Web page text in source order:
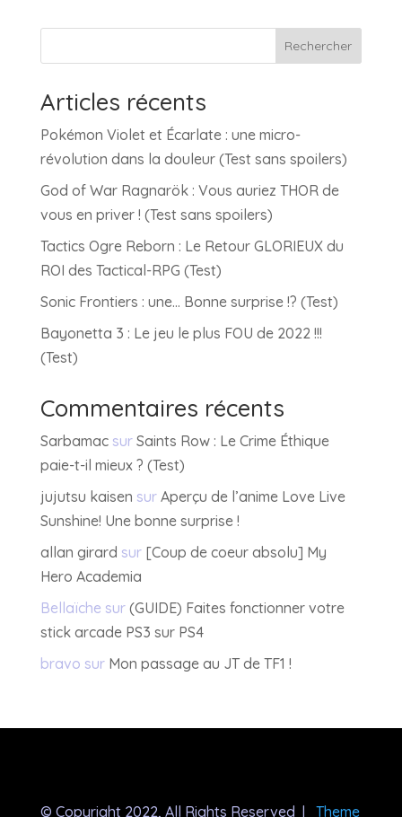
Rechercher
Articles récents
Pokémon Violet et Écarlate : une micro-
révolution dans la douleur (Test sans spoilers)
God of War Ragnarök : Vous auriez THOR de
vous en priver ! (Test sans spoilers)
Tactics Ogre Reborn : Le Retour GLORIEUX du
ROI des Tactical-RPG (Test)
Sonic Frontiers : une… Bonne surprise !? (Test)
Bayonetta 3 : Le jeu le plus FOU de 2022 !!!
(Test)
Commentaires récents
Sarbamacsur Saints Row : Le Crime Éthique
paie-t-il mieux ? (Test)
jujutsu kaisen sur Aperçu de l’anime Love Live
Sunshine! Une bonne surprise !
allan girard sur [Coup de coeur absolu] My
Hero Academia
Bellaïche sur (GUIDE) Faites fonctionner votre
stick arcade PS3 sur PS4
bravo sur Mon passage au JT de TF1 !
© Copyright 2022, All Rights Reserved | Theme